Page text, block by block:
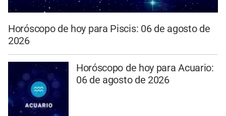
Horóscopo de hoy para Piscis: 06 de agosto de
2026
Horóscopo de hoy para Acuario:
06 de agosto de 2026